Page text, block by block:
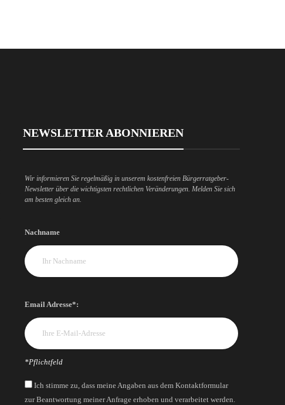
NEWSLETTER ABONNIEREN
Wir informieren Sie regelmäßig in unserem kostenfreien Bürgerratgeber-
Newsletter über die wichtigsten rechtlichen Veränderungen. Melden Sie sich
am besten gleich an.
Nachname
Email Adresse*:
*Pflichtfeld
Ich stimme zu, dass meine Angaben aus dem Kontaktformular
zur Beantwortung meiner Anfrage erhoben und verarbeitet werden.